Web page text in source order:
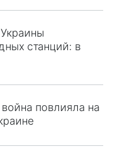
станций: в
повлияла на